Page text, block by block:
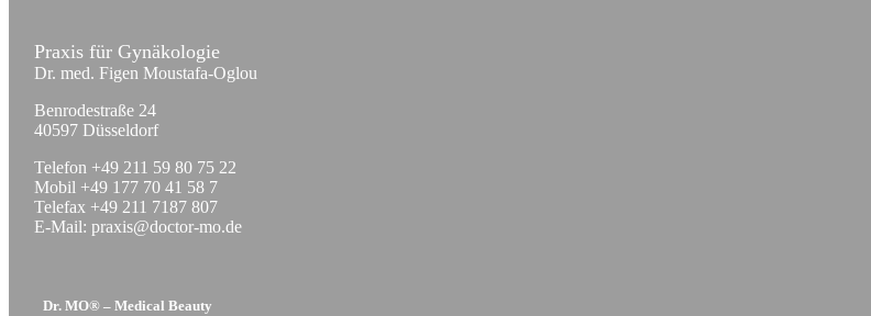
Praxis für Gynäkologie
Dr. med. Figen Moustafa-Oglou
Benrodestraße 24
40597 Düsseldorf
Telefon +49 211 59 80 75 22
Mobil +49 177 70 41 58 7
Telefax +49 211 7187 807
E-Mail: praxis@doctor-mo.de
Dr. MO® – Medical Beauty